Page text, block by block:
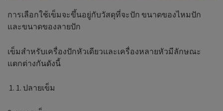
การเลือกใช้เข็มจะขึ้นอยู่กับวัสดุที่จะปัก ขนาดของไหมปัก
และขนาดของลายปัก
เข็มสำหรับเครื่องปักหัวเดียวและเครื่องหลายหัวมีลักษณะ
แตกต่างกันดังนี้
1. ปลายเข็ม